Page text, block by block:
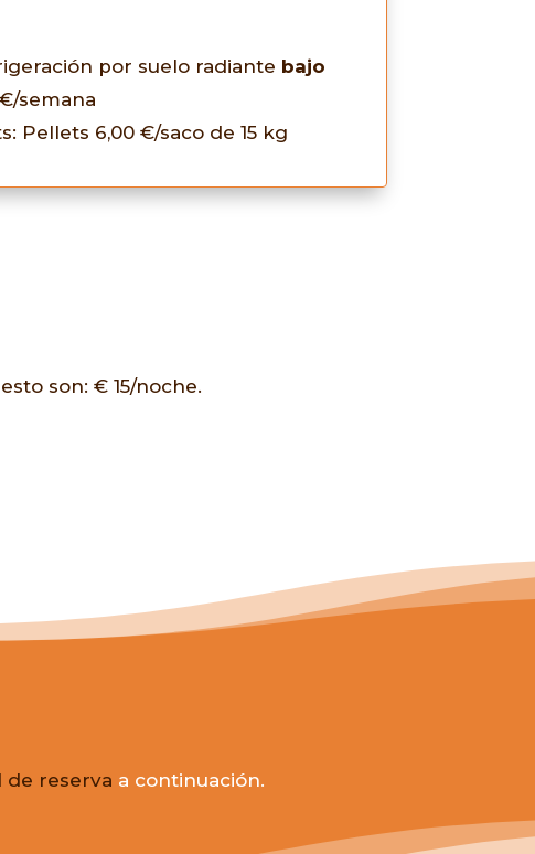
por suelo radiante bajo
semana
Pellets 6,00 €/saco de 15 kg
son: € 15/noche.
de reserva a continuación.